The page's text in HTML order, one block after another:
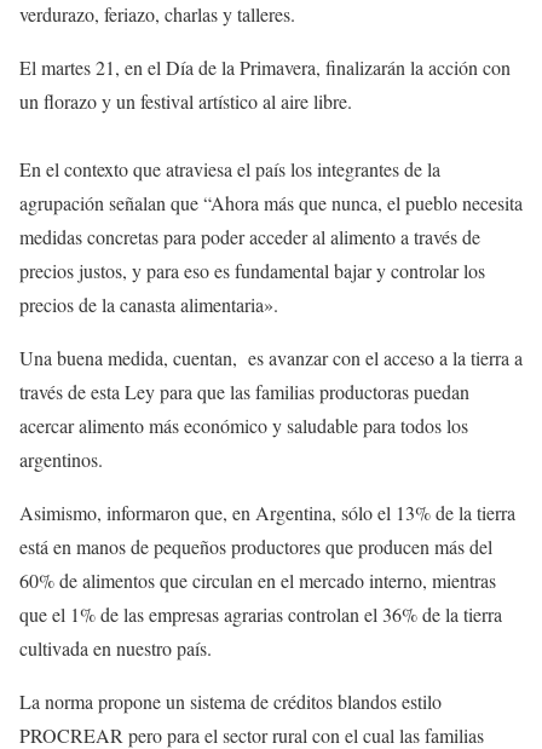
verdurazo, feriazo, charlas y talleres.
El martes 21, en el Día de la Primavera, finalizarán la acción con
un florazo y un festival artístico al aire libre.
En el contexto que atraviesa el país los integrantes de la
agrupación señalan que “Ahora más que nunca, el pueblo necesita
medidas concretas para poder acceder al alimento a través de
precios justos, y para eso es fundamental bajar y controlar los
precios de la canasta alimentaria».
Una buena medida, cuentan, es avanzar con el acceso a la tierra a
través de esta Ley para que las familias productoras puedan
acercar alimento más económico y saludable para todos los
argentinos.
Asimismo, informaron que, en Argentina, sólo el 13% de la tierra
está en manos de pequeños productores que producen más del
60% de alimentos que circulan en el mercado interno, mientras
que el 1% de las empresas agrarias controlan el 36% de la tierra
cultivada en nuestro país.
La norma propone un sistema de créditos blandos estilo
PROCREAR pero para el sector rural con el cual las familias